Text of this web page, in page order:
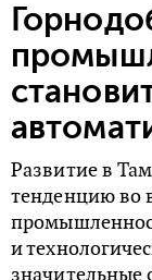
Развитие в
тенденцию во
и
значительные